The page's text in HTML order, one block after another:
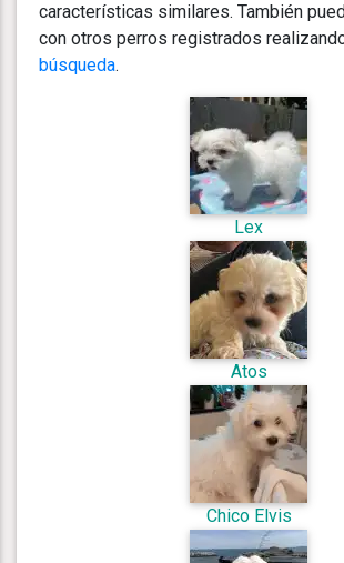
características similares. También
con otros perros registrados
búsqueda.
Lex
Atos
Chico Elvis